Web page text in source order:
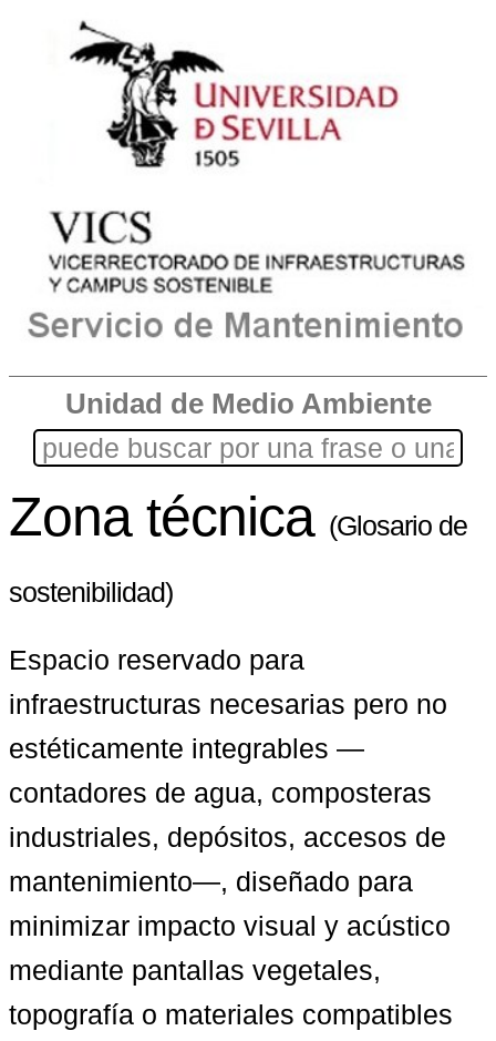
Unidad de Medio Ambiente
Zona técnica (Glosario de
sostenibilidad)
Espacio reservado para
infraestructuras necesarias pero no
estéticamente integrables —
contadores de agua, composteras
industriales, depósitos, accesos de
mantenimiento—, diseñado para
minimizar impacto visual y acústico
mediante pantallas vegetales,
topografía o materiales compatibles